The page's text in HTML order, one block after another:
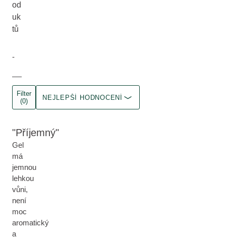
od
uk
tů
-
Filter
(0)
NEJLEPŠÍ HODNOCENÍ
Příjemný
Gel
má
jemnou
lehkou
vůni,
není
moc
aromatický
a